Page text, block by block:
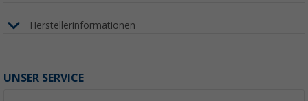
Herstellerinformationen
UNSER SERVICE